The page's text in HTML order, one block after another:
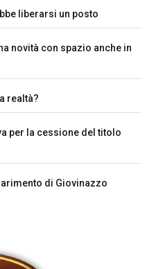
liberarsi un posto
novità con spazio anche in
realtà?
per la cessione del titolo
di Giovinazzo